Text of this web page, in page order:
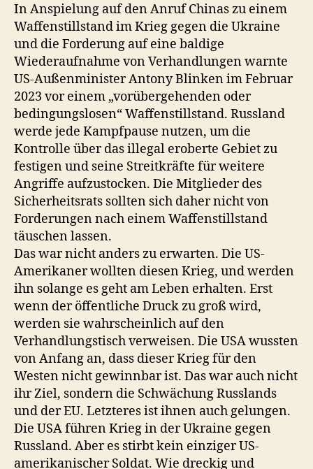
In Anspielung auf den Anruf Chinas zu einem
Waffenstillstand im Krieg gegen die Ukraine
und die Forderung auf eine baldige
Wiederaufnahme von Verhandlungen warnte
US-Außenminister Antony Blinken im Februar
2023 vor einem „vorübergehenden oder
bedingungslosen“ Waffenstillstand. Russland
werde jede Kampfpause nutzen, um die
Kontrolle über das illegal eroberte Gebiet zu
festigen und seine Streitkräfte für weitere
Angriffe aufzustocken. Die Mitglieder des
Sicherheitsrats sollten sich daher nicht von
Forderungen nach einem Waffenstillstand
täuschen lassen.
Das war nicht anders zu erwarten. Die US-
Amerikaner wollten diesen Krieg, und werden
ihn solange es geht am Leben erhalten. Erst
wenn der öffentliche Druck zu groß wird,
werden sie wahrscheinlich auf den
Verhandlungstisch verweisen. Die USA wussten
von Anfang an, dass dieser Krieg für den
Westen nicht gewinnbar ist. Das war auch nicht
ihr Ziel, sondern die Schwächung Russlands
und der EU. Letzteres ist ihnen auch gelungen.
Die USA führen Krieg in der Ukraine gegen
Russland. Aber es stirbt kein einziger US-
amerikanischer Soldat. Wie dreckig und